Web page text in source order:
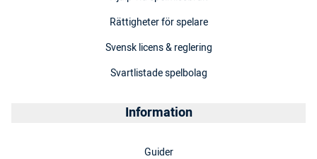
Rättigheter för spelare
Svensk licens & reglering
Svartlistade spelbolag
Information
Guider